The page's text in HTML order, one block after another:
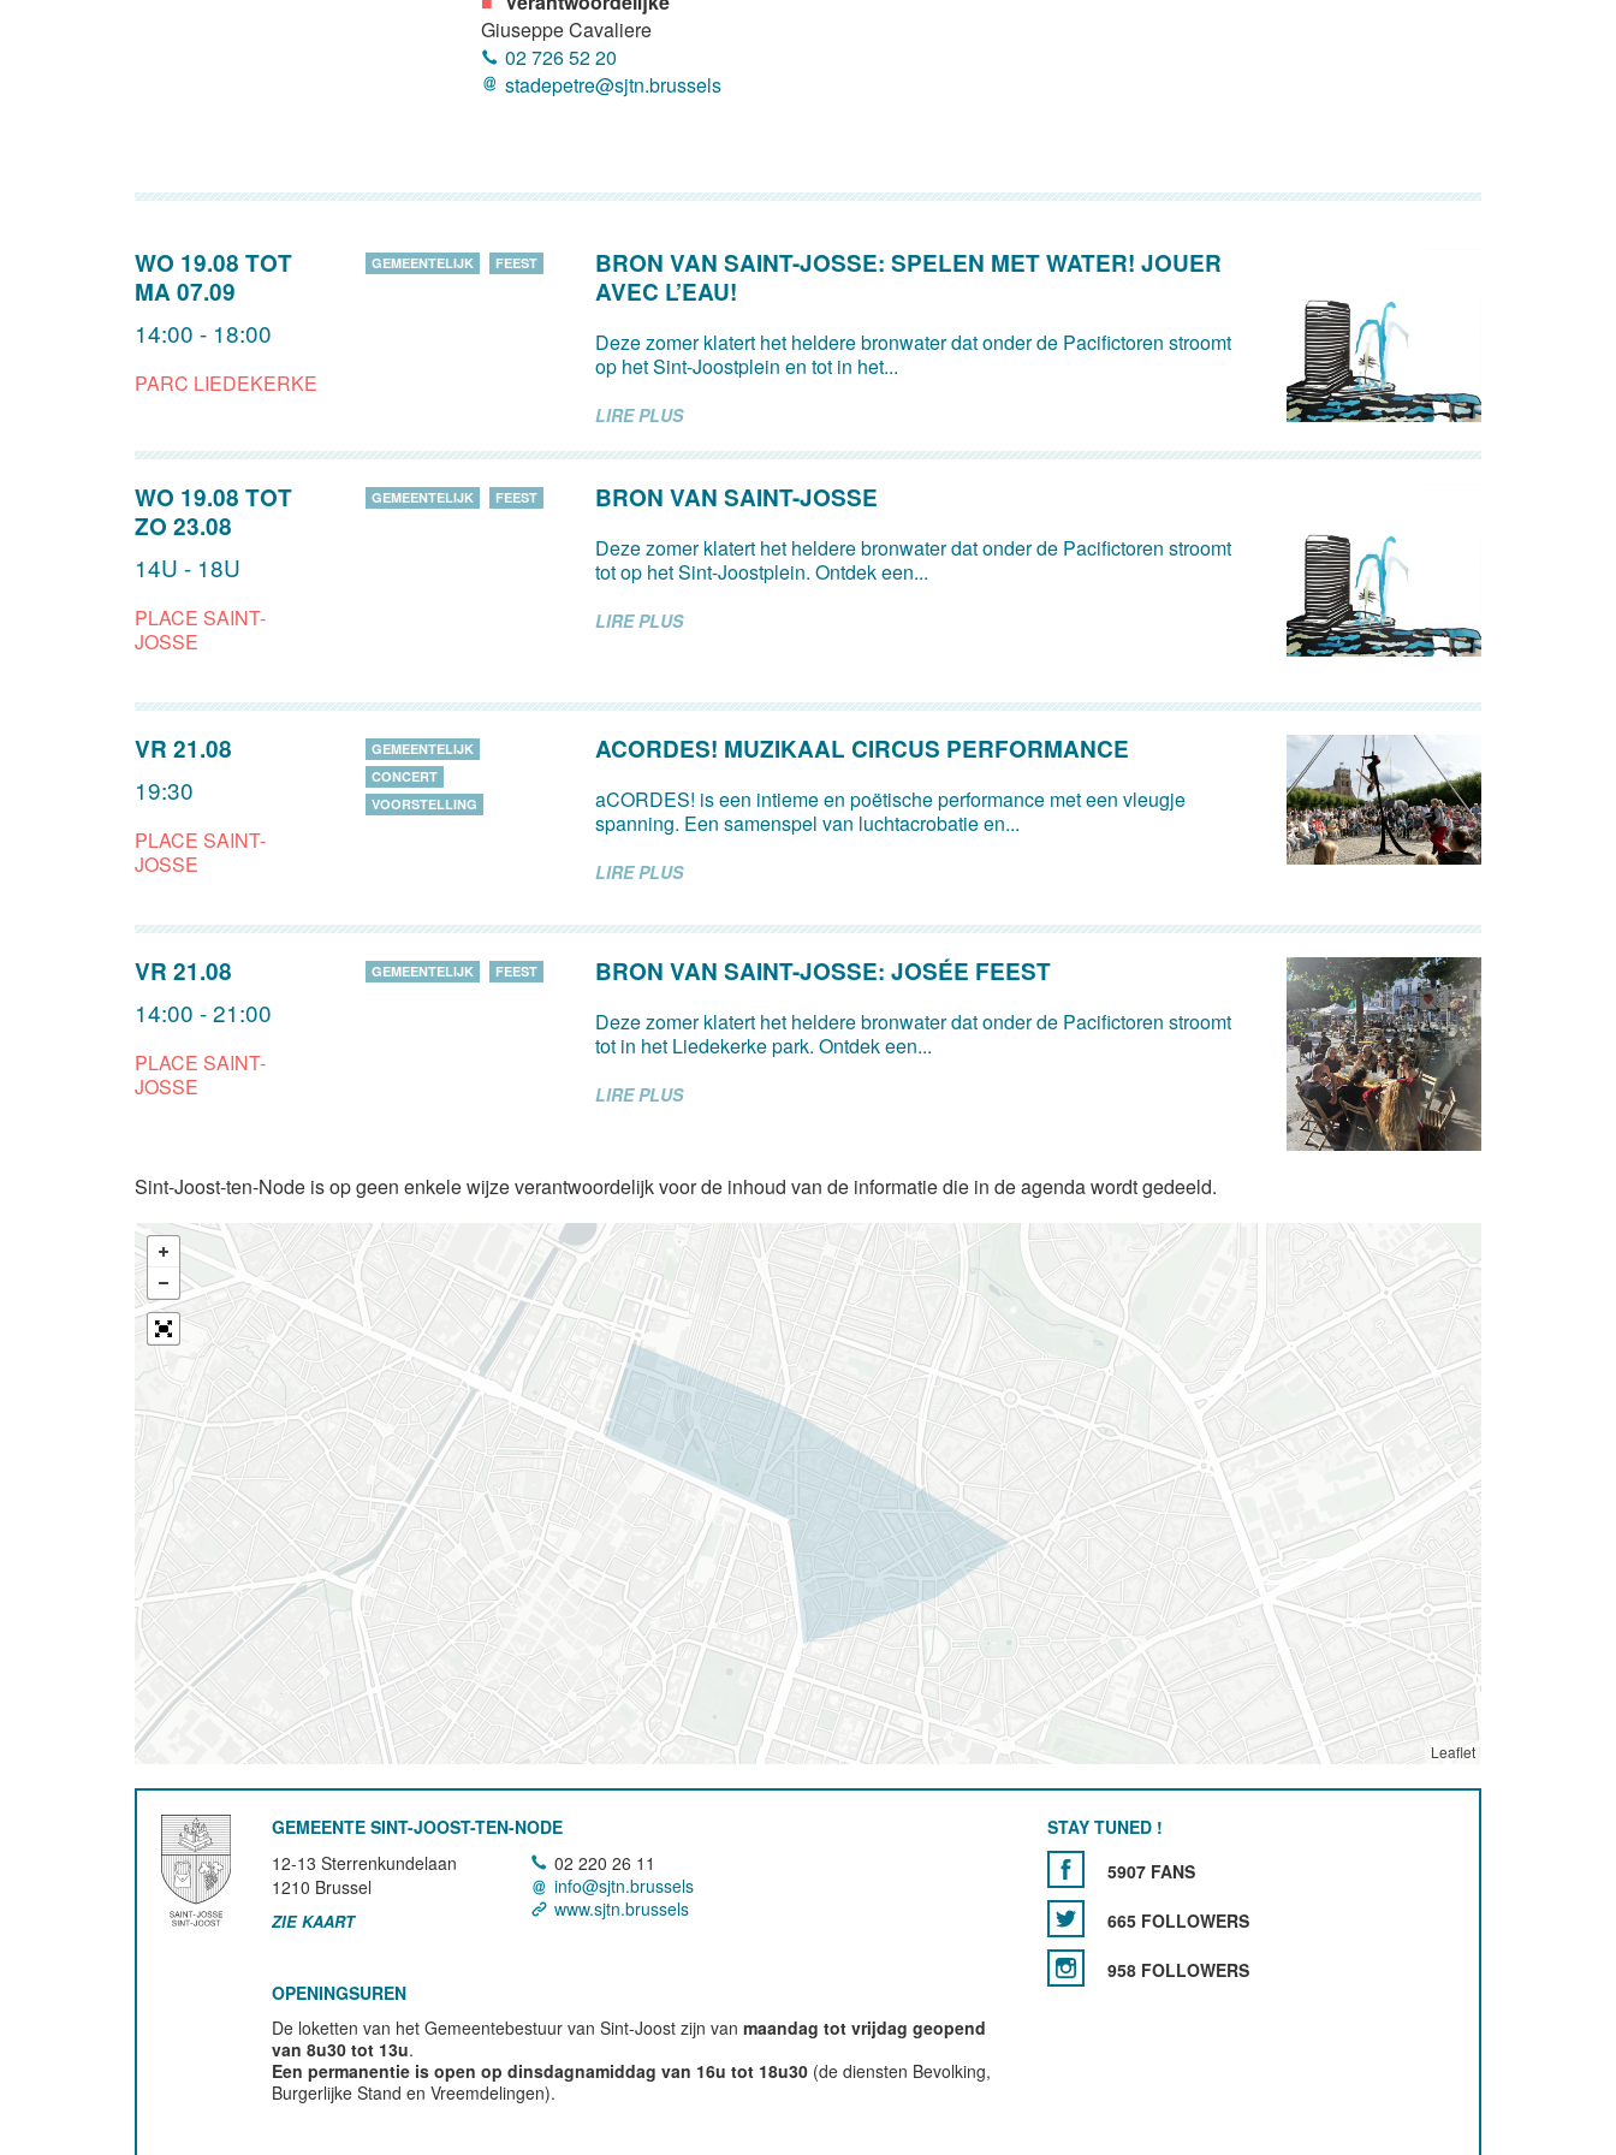
Giuseppe Cavaliere
02 726 52 20
stadepetre@sjtn.brussels
WO 19.08 TOT
MA 07.09
14:00 - 18:00
PARC LIEDEKERKE
GEMEENTELIJK FEEST
BRON VAN SAINT-JOSSE: SPELEN MET WATER! JOUER
AVEC L’EAU!
Deze zomer klatert het heldere bronwater dat onder de Pacifictoren stroomt
op het Sint-Joostplein en tot in het...
LIRE PLUS
WO 19.08 TOT
ZO 23.08
14U - 18U
PLACE SAINT-
JOSSE
GEMEENTELIJK FEEST BRON VAN SAINT-JOSSE
Deze zomer klatert het heldere bronwater dat onder de Pacifictoren stroomt
tot op het Sint-Joostplein. Ontdek een...
LIRE PLUS
VR 21.08
19:30
PLACE SAINT-
JOSSE
GEMEENTELIJK
CONCERT
VOORSTELLING
ACORDES! MUZIKAAL CIRCUS PERFORMANCE
aCORDES! is een intieme en poëtische performance met een vleugje
spanning. Een samenspel van luchtacrobatie en...
LIRE PLUS
VR 21.08
14:00 - 21:00
PLACE SAINT-
JOSSE
GEMEENTELIJK FEEST BRON VAN SAINT-JOSSE: JOSÉE FEEST
Deze zomer klatert het heldere bronwater dat onder de Pacifictoren stroomt
tot in het Liedekerke park. Ontdek een...
LIRE PLUS
Sint-Joost-ten-Node is op geen enkele wijze verantwoordelijk voor de inhoud van de informatie die in de agenda wordt gedeeld.
Leaflet
GEMEENTE SINT-JOOST-TEN-NODE
12-13 Sterrenkundelaan
1210 Brussel
ZIE KAART
02 220 26 11
info@sjtn.brussels
www.sjtn.brussels
OPENINGSUREN
De loketten van het Gemeentebestuur van Sint-Joost zijn vanmaandag tot vrijdag geopend
van 8u30 tot 13u.
Een permanentie is open op dinsdagnamiddag van 16u tot 18u30 (de diensten Bevolking,
Burgerlijke Stand en Vreemdelingen).
STAY TUNED !
5907 FANS
665 FOLLOWERS
958 FOLLOWERS